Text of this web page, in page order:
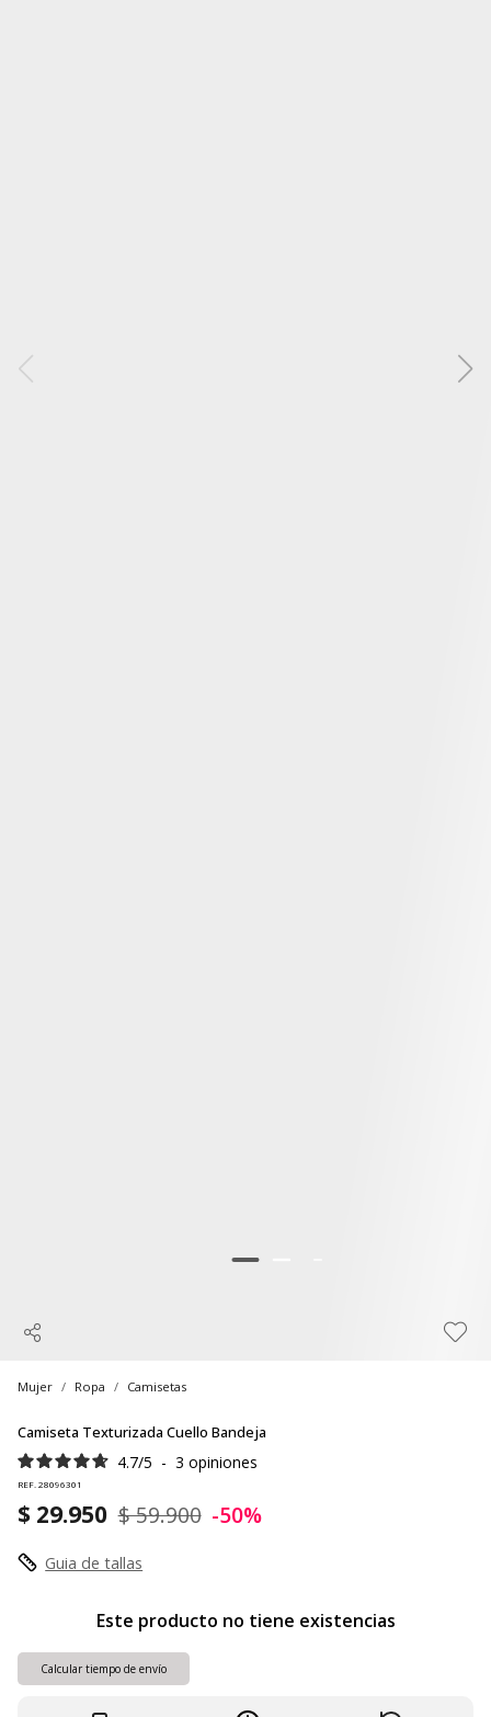
Mujer Ropa Camisetas
Camiseta Texturizada Cuello Bandeja
4.7/5 - 3 opiniones
REF. 28096301
$ 29.950 $ 59.900 -50%
Guia de tallas
Este producto no tiene existencias
Calcular tiempo de envío